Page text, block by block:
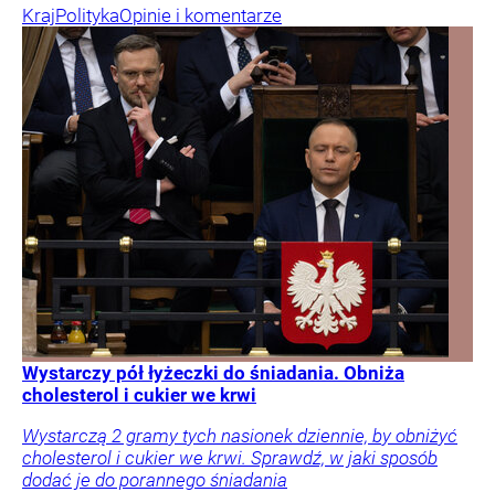
KrajPolitykaOpinie i komentarze
Wystarczy pół łyżeczki do śniadania. Obniża
cholesterol i cukier we krwi
Wystarczą 2 gramy tych nasionek dziennie, by obniżyć
cholesterol i cukier we krwi. Sprawdź, w jaki sposób
dodać je do porannego śniadania